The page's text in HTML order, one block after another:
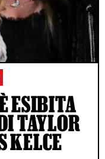
ESIBITA
TAYLOR
KELCE